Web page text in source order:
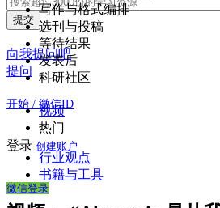
向我提问吧
提问
开始 / 微信ID
登录 创建账户
微信登录
写作与格式编排
选刊与投稿
等待结果
发表后
科研社区
视频
热门
行业观点
书籍与工具